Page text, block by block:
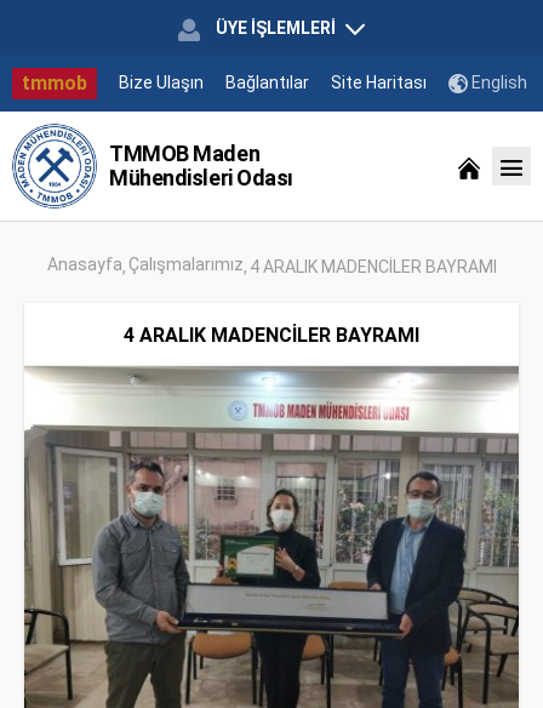
ÜYE İŞLEMLERİ
tmmob Bize Ulaşın Bağlantılar Site Haritası English
TMMOB Maden
Mühendisleri Odası
Anasayfa Çalışmalarımız 4 ARALIK MADENCİLER BAYRAMI
4 ARALIK MADENCİLER BAYRAMI